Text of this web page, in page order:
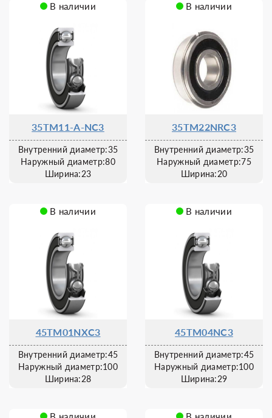
В наличии
35TM11-A-NC3
Внутренний диаметр:35
Наружный диаметр:80
Ширина:23
В наличии
35TM22NRC3
Внутренний диаметр:35
Наружный диаметр:75
Ширина:20
В наличии
45TM01NXC3
Внутренний диаметр:45
Наружный диаметр:100
Ширина:28
В наличии
45TM04NC3
Внутренний диаметр:45
Наружный диаметр:100
Ширина:29